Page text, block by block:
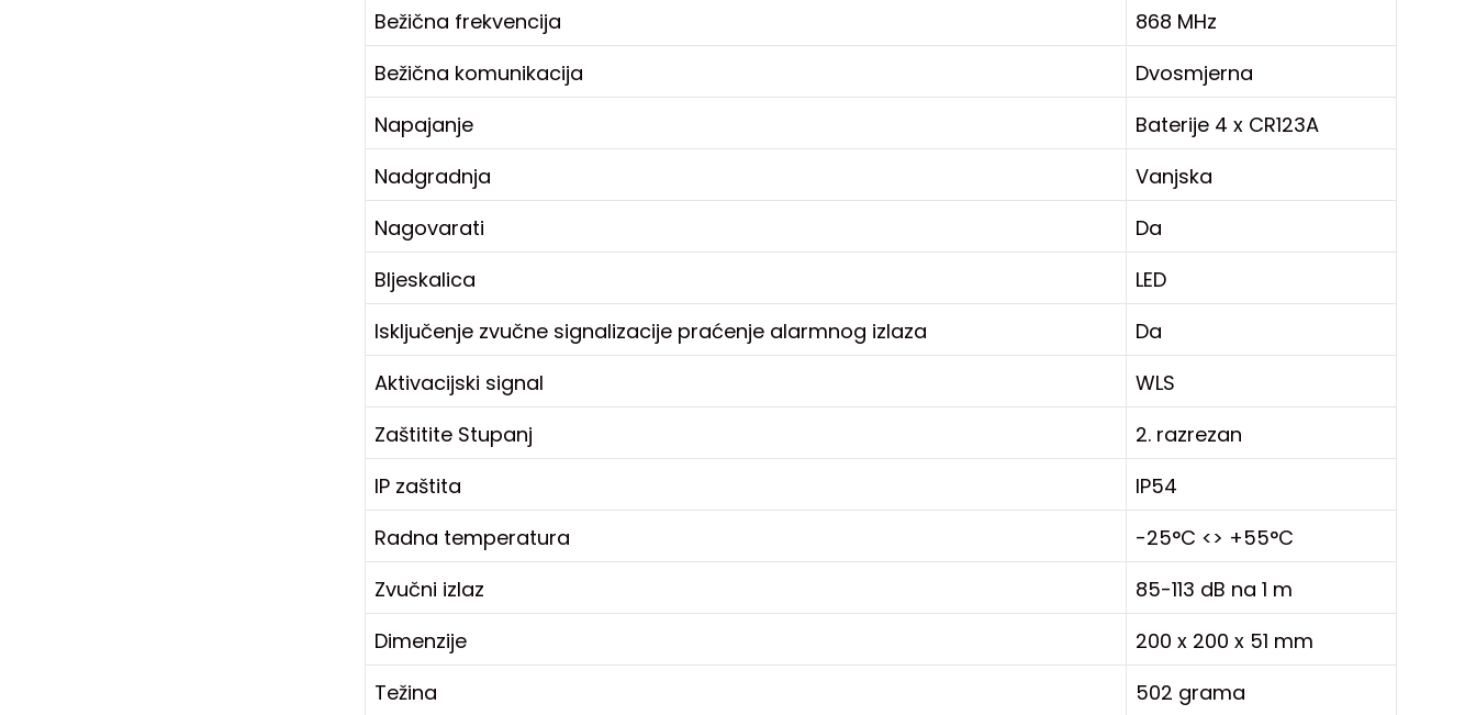
Bežična frekvencija
868 MHz
Bežična komunikacija
Dvosmjerna
Napajanje
Baterije 4 x CR123A
Nadgradnja
Vanjska
Nagovarati
Da
Bljeskalica
LED
Isključenje zvučne signalizacije praćenje alarmnog izlaza
Da
Aktivacijski signal
WLS
Zaštitite Stupanj
2. razrezan
IP zaštita
IP54
Radna temperatura
-25°C <> +55°C
Zvučni izlaz
85-113 dB na 1 m
Dimenzije
200 x 200 x 51 mm
Težina
502 grama